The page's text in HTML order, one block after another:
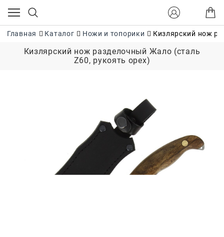
Главная Каталог Ножи и топорики Кизлярский нож
Кизлярский нож разделочный Жало (сталь
Z60, рукоять орех)